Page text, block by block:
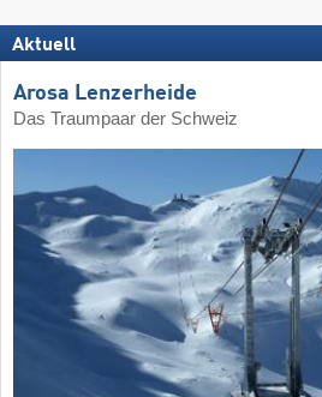
Aktuell
Arosa Lenzerheide
Das Traumpaar der Schweiz